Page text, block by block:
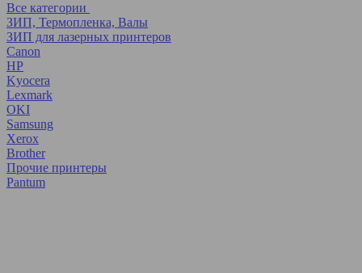
Все категории
ЗИП, Термопленка, Валы
ЗИП для лазерных принтеров
Canon
HP
Kyocera
Lexmark
OKI
Samsung
Xerox
Brother
Прочие принтеры
Pantum